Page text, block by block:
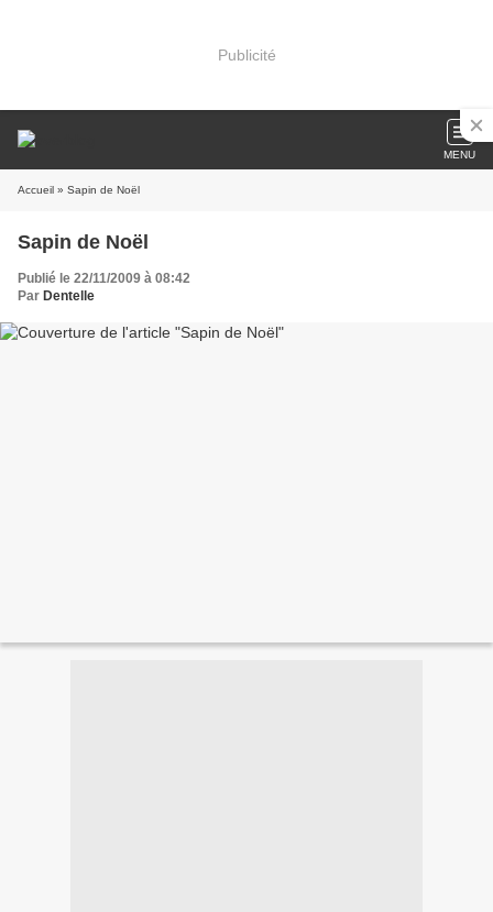
Publicité
MENU
Accueil » Sapin de Noël
Sapin de Noël
Publié le 22/11/2009 à 08:42
Par Dentelle